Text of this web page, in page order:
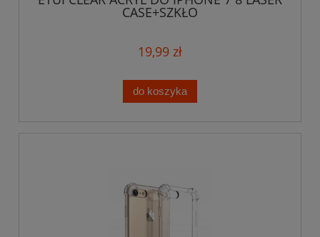
CASE+SZKŁO
19,99 zł
do koszyka